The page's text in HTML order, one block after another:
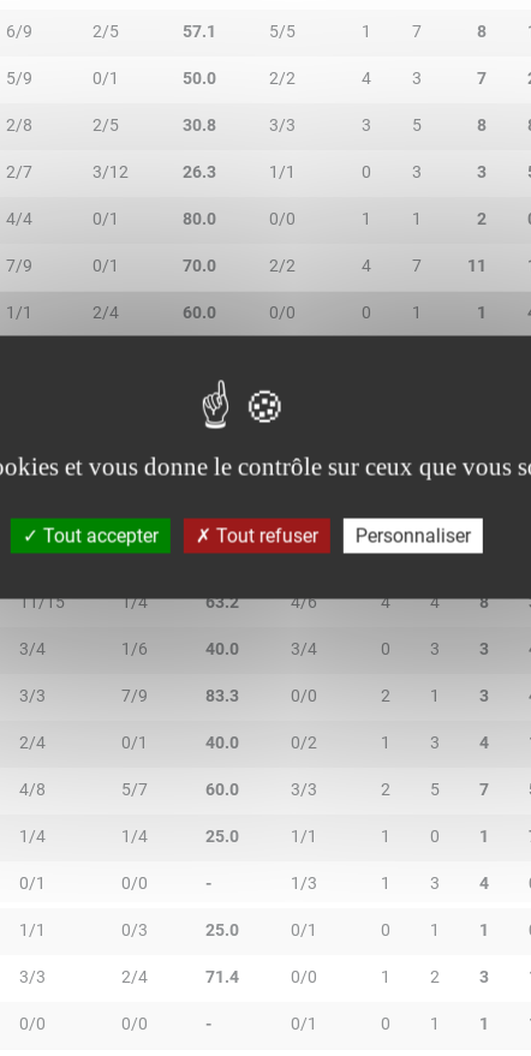
6/9 2/5 57.1 5/5 1 7 8
5/9 0/1 50.0 2/2 4 3 7
2/8 2/5 30.8 3/3 3 5 8
2/7 3/12 26.3 1/1 0 3 3
4/4 0/1 80.0 0/0 1 1 2
7/9 0/1 70.0 2/2 4 7 11
1/1 2/4 60.0 0/0 0 1 1
2R/2T 3R/3T TR/TT 1R/1T RO RD
11/15 1/4 63.2 4/6 4 4 8
3/4 1/6 40.0 3/4 0 3 3
3/3 7/9 83.3 0/0 2 1 3
2/4 0/1 40.0 0/2 1 3 4
4/8 5/7 60.0 3/3 2 5 7
1/4 1/4 25.0 1/1 1 0 1
0/1 0/0 - 1/3 1 3 4
1/1 0/3 25.0 0/1 0 1 1
3/3 2/4 71.4 0/0 1 2 3
0/0 0/0 - 0/1 0 1 1
et vous donne le contrôle sur ceux que vous
Tout accepter Tout refuser Personnaliser